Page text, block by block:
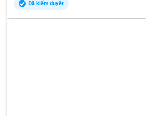
Đã kiểm duyệt